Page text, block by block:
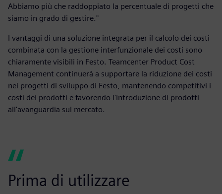
Abbiamo più che raddoppiato la percentuale di progetti che
siamo in grado di gestire."
I vantaggi di una soluzione integrata per il calcolo dei costi
combinata con la gestione interfunzionale dei costi sono
chiaramente visibili in Festo. Teamcenter Product Cost
Management continuerà a supportare la riduzione dei costi
nei progetti di sviluppo di Festo, mantenendo competitivi i
costi dei prodotti e favorendo l'introduzione di prodotti
all'avanguardia sul mercato.
Prima di utilizzare